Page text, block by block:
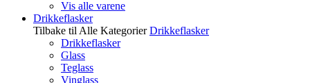
Vis alle varene
Drikkeflasker
Tilbake til Alle Kategorier Drikkeflasker
Drikkeflasker
Glass
Teglass
Vinglass